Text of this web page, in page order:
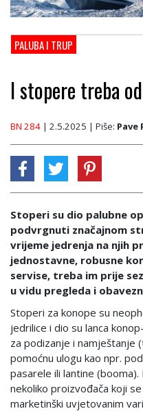
PALUBA I TRUP
I stopere treba
BN 284 | 2.5.2025 | Piše: Pave
Stoperi su dio palubne
podvrgnuti značajnom
vrijeme jedrenja na njih
jednostavne, robusne
servise, treba im prije
u vidu pregleda i
Stoperi za konope su
jedrilice i dio su lanca
za podizanje i namještanje
pomoćnu ulogu kao npr.
pasarele ili lantine
nekoliko proizvođača koji
marketinški uvjetovanim